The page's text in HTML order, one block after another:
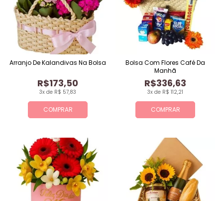
COMPRAR
3x de R$ 57,83
R$173,50
Arranjo De Kalandivas Na Bolsa
COMPRAR
3x de R$ 112,21
R$336,63
Bolsa Com Flores Café Da
Manhã